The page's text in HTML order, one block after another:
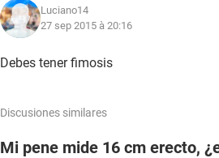
Luciano14
27 sep 2015 à 20:16
Debes tener fimosis
Discusiones similares
Mi pene mide 16 cm erecto,